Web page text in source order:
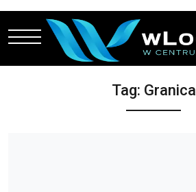
Przejdź do treści
Tag: Granica